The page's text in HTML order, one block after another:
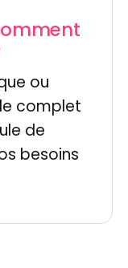
ou
complet
de
besoins